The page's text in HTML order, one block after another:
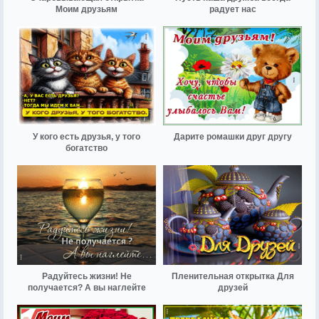
Моим друзьям
радует нас
У кого есть друзья, у того
богатство
Дарите ромашки друг другу
Радуйтесь жизни! Не
получается? А вы наглейте
Пленительная открытка Для
друзей